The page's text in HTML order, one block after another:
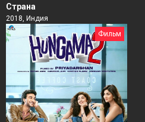
Страна
2018, Индия
Фильм